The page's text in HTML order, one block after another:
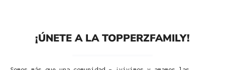
¡ÚNETE A LA TOPPERZFAMILY!